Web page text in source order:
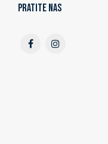
Pratite nas